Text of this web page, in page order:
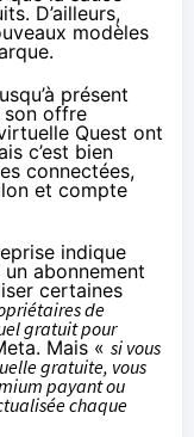
D’ailleurs,
modèles
présent
son offre
Quest ont
c’est bien
connectées,
et compte
indique
abonnement
certaines
de
gratuit pour
Mais « si vous
gratuite, vous
payant ou
chaque